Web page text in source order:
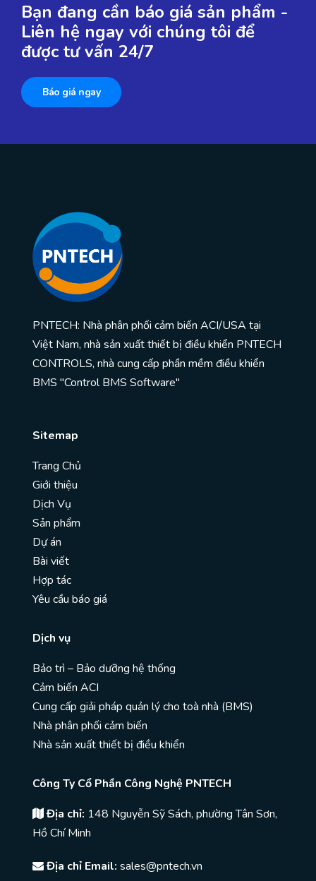
Bạn đang cần báo giá sản phẩm -
Liên hệ ngay với chúng tôi để
được tư vấn 24/7
Báo giá ngay
PNTECH: Nhà phân phối cảm biến ACI/USA tại
Việt Nam, nhà sản xuất thiết bị điều khiển PNTECH
CONTROLS, nhà cung cấp phần mềm điều khiển
BMS "Control BMS Software"
Sitemap
Trang Chủ
Giới thiệu
Dịch Vụ
Sản phẩm
Dự án
Bài viết
Hợp tác
Yêu cầu báo giá
Dịch vụ
Bảo trì – Bảo dưỡng hệ thống
Cảm biến ACI
Cung cấp giải pháp quản lý cho toà nhà (BMS)
Nhà phân phối cảm biến
Nhà sản xuất thiết bị điều khiển
Công Ty Cổ Phần Công Nghệ PNTECH
Địa chỉ: 148 Nguyễn Sỹ Sách, phường Tân Sơn,
Hồ Chí Minh
Địa chỉ Email: sales@pntech.vn